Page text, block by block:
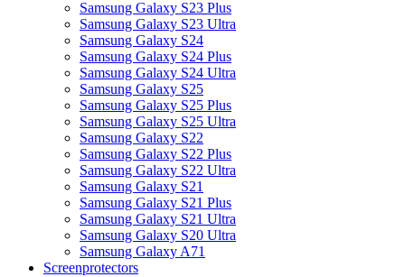
Samsung Galaxy S23 Plus
Samsung Galaxy S23 Ultra
Samsung Galaxy S24
Samsung Galaxy S24 Plus
Samsung Galaxy S24 Ultra
Samsung Galaxy S25
Samsung Galaxy S25 Plus
Samsung Galaxy S25 Ultra
Samsung Galaxy S22
Samsung Galaxy S22 Plus
Samsung Galaxy S22 Ultra
Samsung Galaxy S21
Samsung Galaxy S21 Plus
Samsung Galaxy S21 Ultra
Samsung Galaxy S20 Ultra
Samsung Galaxy A71
Screenprotectors